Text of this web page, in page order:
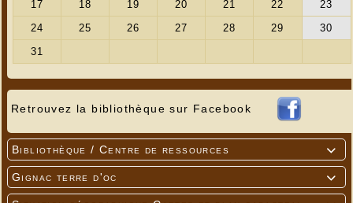
Retrouvez la bibliothèque sur Facebook

Bibliothèque / Centre de ressources

Gignac terre d'oc